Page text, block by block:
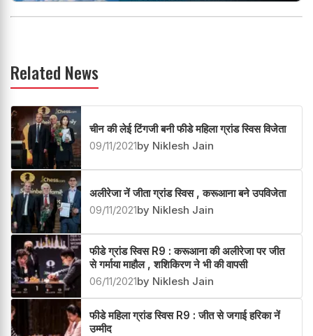
Related News
चीन की लेई टिंगजी बनी फीडे महिला ग्रांड स्विस विजेता
09/11/2021by Niklesh Jain
अलीरेजा नें जीता ग्रांड स्विस , करूआना बने उपविजेता
09/11/2021by Niklesh Jain
फीडे ग्रांड स्विस R9 : करूआना की अलीरेजा पर जीत
से गर्माया माहौल , शशिकिरण ने भी की वापसी
06/11/2021by Niklesh Jain
फीडे महिला ग्रांड स्विस R9 : जीत से जगाई हरिका नें
उम्मीद